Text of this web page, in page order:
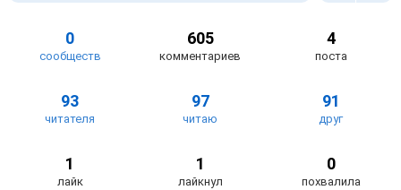
0
сообществ
605
комментариев
4
поста
93
читателя
97
читаю
91
друг
1
лайк
1
лайкнул
0
похвалила